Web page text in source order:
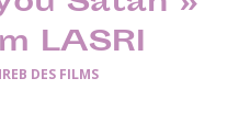
LASRI
DES FILMS